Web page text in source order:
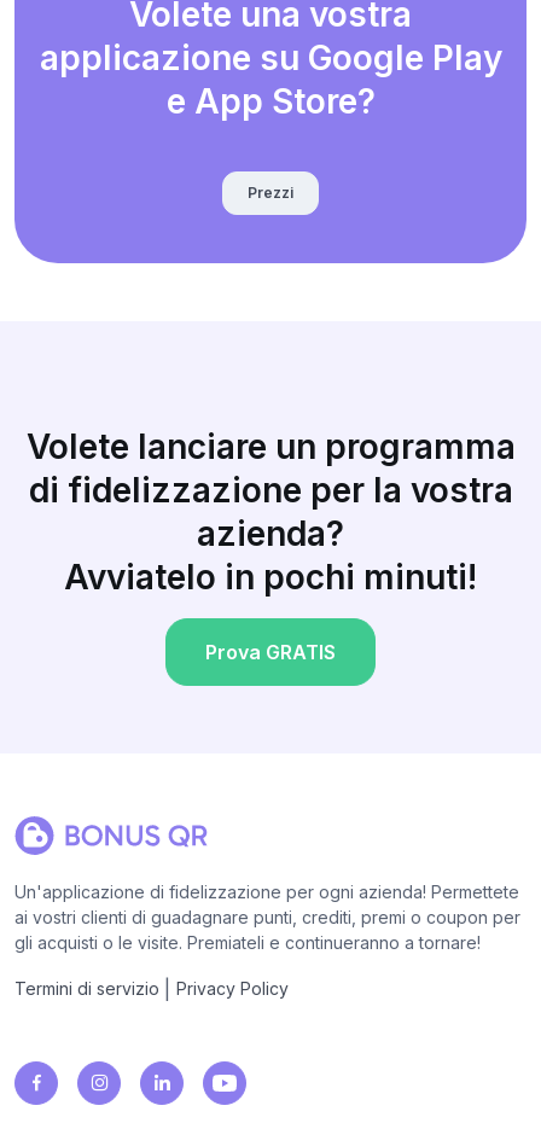
Volete una vostra
applicazione su Google Play
e App Store?
Prezzi
Volete lanciare un programma
di fidelizzazione per la vostra
azienda?
Avviatelo in pochi minuti!
Prova GRATIS
Un'applicazione di fidelizzazione per ogni azienda! Permettete
ai vostri clienti di guadagnare punti, crediti, premi o coupon per
gli acquisti o le visite. Premiateli e continueranno a tornare!
Termini di servizio Privacy Policy